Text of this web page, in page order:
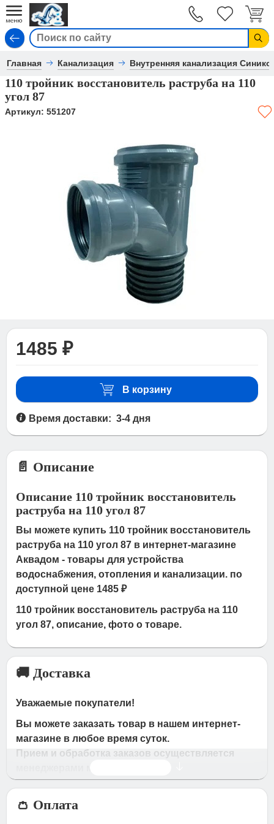
Главная Канализация Внутренняя канализация
110 тройник восстановитель раструба на 110
угол 87
Артикул: 551207
1485 ₽
В корзину
Время доставки: 3-4 дня
📄 Описание
Описание 110 тройник восстановитель
раструба на 110 угол 87
Вы можете купить 110 тройник восстановитель
раструба на 110 угол 87 в интернет-магазине
Аквадом - товары для устройства
водоснабжения, отопления и канализации. по
доступной цене 1485 ₽
110 тройник восстановитель раструба на 110
угол 87, описание, фото о товаре.
🚚 Доставка
Уважаемые покупатели!
Вы можете заказать товар в нашем интернет-
магазине в любое время суток.
Прием и обработка заказов осуществляется
Время работы магазина:
с 09:00 дo 19:00
👛 Оплата